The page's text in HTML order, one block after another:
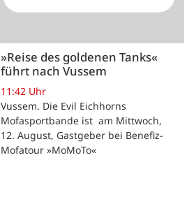
»Reise des goldenen Tanks«
führt nach Vussem
11:42 Uhr
Vussem. Die Evil Eichhorns
Mofasportbande ist am Mittwoch,
12. August, Gastgeber bei Benefiz-
Mofatour »MoMoTo«